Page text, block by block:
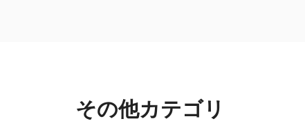
その他カテゴリ